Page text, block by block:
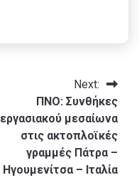
Next:
ΠΝΟ: Συνθήκες
εργασιακού μεσαίωνα
στις ακτοπλοϊκές
γραμμές Πάτρα –
Ηγουμενίτσα – Ιταλία